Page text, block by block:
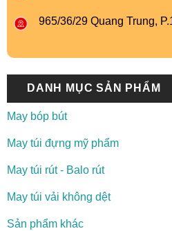
965/36/29 Quang Trung,
DANH MỤC SẢN PHẨM
May bóp bút
May túi đựng mỹ phẩm
May túi rút - Balo rút
May túi vải không dệt
Sản phẩm khác